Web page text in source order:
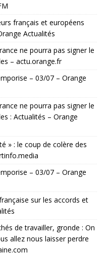
français et européens
Actualités
ne pourra pas signer le
– actu.orange.fr
– 03/07 – Orange
ne pourra pas signer le
: Actualités – Orange
» : le coup de colère des
– 03/07 – Orange
sur les accords et
de travailler, gronde : On
allez nous laisser perdre